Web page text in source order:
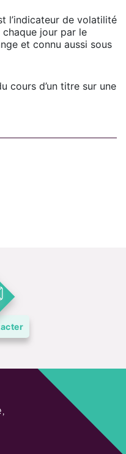
l’indicateur de volatilité
jour par le
et connu aussi sous
cours d’un titre sur une